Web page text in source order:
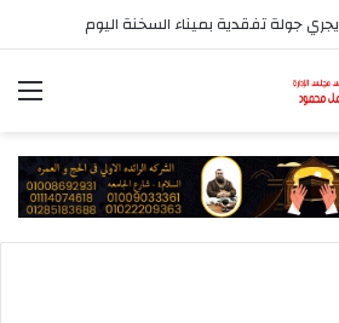
يجري جولة تفقدية بميناء السخنة اليوم